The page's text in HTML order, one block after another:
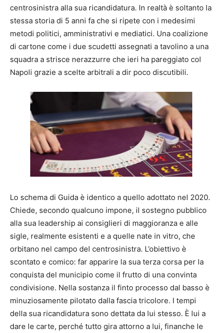
centrosinistra alla sua ricandidatura. In realtà è soltanto la
stessa storia di 5 anni fa che si ripete con i medesimi
metodi politici, amministrativi e mediatici. Una coalizione
di cartone come i due scudetti assegnati a tavolino a una
squadra a strisce nerazzurre che ieri ha pareggiato col
Napoli grazie a scelte arbitrali a dir poco discutibili.
Lo schema di Guida è identico a quello adottato nel 2020.
Chiede, secondo qualcuno impone, il sostegno pubblico
alla sua leadership ai consiglieri di maggioranza e alle
sigle, realmente esistenti e a quelle nate in vitro, che
orbitano nel campo del centrosinistra. L’obiettivo è
scontato e comico: far apparire la sua terza corsa per la
conquista del municipio come il frutto di una convinta
condivisione. Nella sostanza il finto processo dal basso è
minuziosamente pilotato dalla fascia tricolore. I tempi
della sua ricandidatura sono dettata da lui stesso. È lui a
dare le carte, perché tutto gira attorno a lui, finanche le